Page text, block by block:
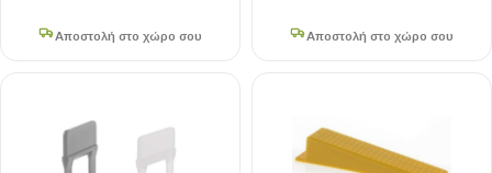
Αποστολή στο χώρο σου Αποστολή στο χώρο σου